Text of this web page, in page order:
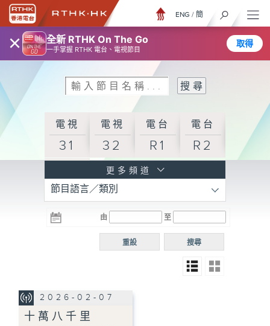
× 全新 RTHK On The Go
一手掌握 RTHK 電台、電視節目
取得
ENG / 簡
電視
31
電視
32
電台
R1
電台
R2
R3
電台 電台
R5
電台
普通
更多頻道
節目語言／類別
由 至
搜尋
重設
2026-02-07
十萬八千里